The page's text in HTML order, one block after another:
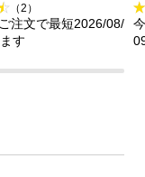
（2）
注文で最短2026/08/
す